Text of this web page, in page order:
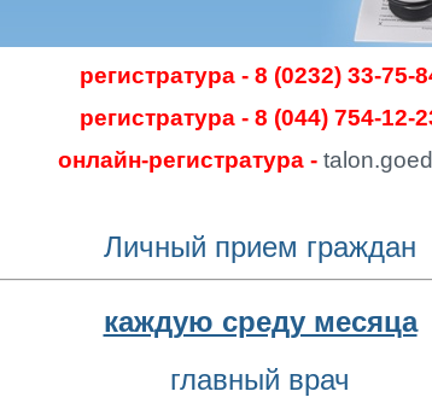
регистратура - 8 (0232) 33-75-
регистратура - 8 (044) 754-12-
онлайн-регистратура -
Личный прием граждан
каждую среду месяца
главный врач